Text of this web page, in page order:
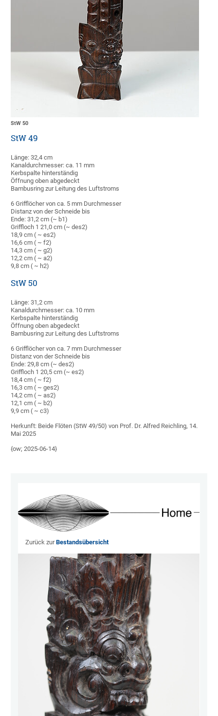
StW 50
StW 49
Länge: 32,4 cm
Kanaldurchmesser: ca. 11 mm
Kerbspalte hinterständig
Öffnung oben abgedeckt
Bambusring zur Leitung des Luftstroms
6 Grifflöcher von ca. 5 mm Durchmesser
Distanz von der Schneide bis
Ende: 31,2 cm (~ b1)
Griffloch 1 21,0 cm (~ des2)
18,9 cm ( ~ es2)
16,6 cm ( ~ f2)
14,3 cm ( ~ g2)
12,2 cm ( ~ a2)
9,8 cm ( ~ h2)
StW 50
Länge: 31,2 cm
Kanaldurchmesser: ca. 10 mm
Kerbspalte hinterständig
Öffnung oben abgedeckt
Bambusring zur Leitung des Luftstroms
6 Grifflöcher von ca. 7 mm Durchmesser
Distanz von der Schneide bis
Ende: 29,8 cm (~ des2)
Griffloch 1 20,5 cm (~ es2)
18,4 cm ( ~ f2)
16,3 cm ( ~ ges2)
14,2 cm ( ~ as2)
12,1 cm ( ~ b2)
9,9 cm ( ~ c3)
Herkunft: Beide Flöten (StW 49/50) von Prof. Dr. Alfred Reichling, 14.
Mai 2025
{ow; 2025-06-14}
Zurück zurBestandsübersicht